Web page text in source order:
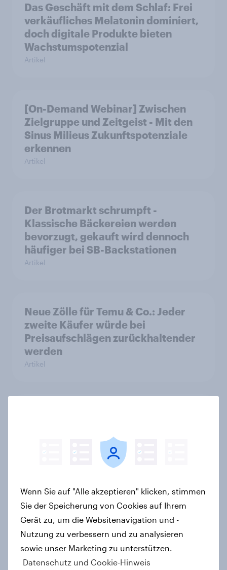
Das Geschäft mit dem Schlaf: Frei
verkäufliches Melatonin dominiert,
doch digitale Produkte bieten
Wachstumspotenzial
Artikel
[On-Demand Webinar] Zwischen
Zielgruppe und Zeitgeist - Mit den
Sinus Milieus Zukunftspotenziale
erkennen
Artikel
Der Brotmarkt schrumpft -
Klassische Bäckereien werden
bevorzugt, gekauft wird dennoch
häufiger bei SB-Backstationen
Artikel
Neue Zölle für Temu & Co.: Jeder
zweite Käufer würde bei
Preisaufschlägen zurückhaltender
werden
Artikel
Von Versorgung zu Inspiration: Wie
sich die Rolle der Frischetheke im
Lebensmitteleinzelhandel wandelt
Wenn Sie auf "Alle akzeptieren" klicken, stimmen
Sie der Speicherung von Cookies auf Ihrem
Gerät zu, um die Websitenavigation und -
Nutzung zu verbessern und zu analysieren
sowie unser Marketing zu unterstützen.
Datenschutz und Cookie-Hinweis